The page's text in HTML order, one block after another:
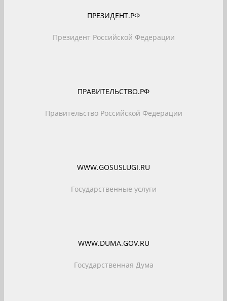
ПРЕЗИДЕНТ.РФ
Президент Российской Федерации
ПРАВИТЕЛЬСТВО.РФ
Правительство Российской Федерации
WWW.GOSUSLUGI.RU
Государственные услуги
WWW.DUMA.GOV.RU
Государственная Дума